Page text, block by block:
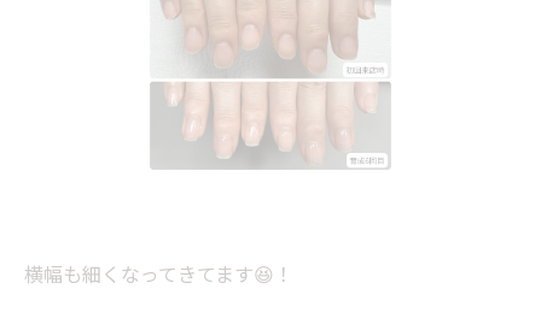
横幅も細くなってきてます😆！